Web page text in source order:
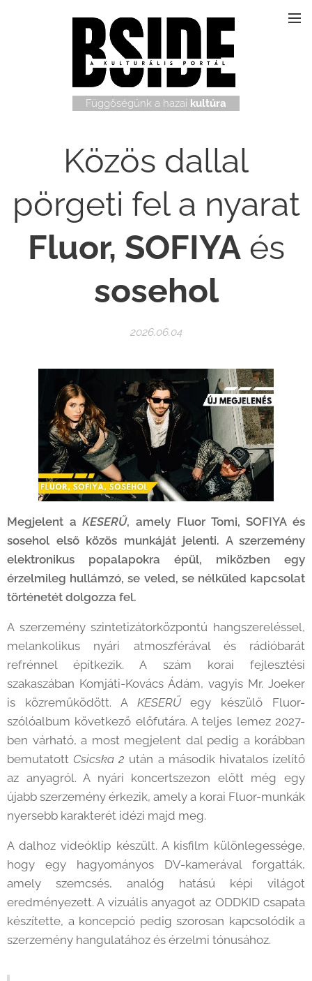
Függőségünk a hazai kultúra
Közös dallal
pörgeti fel a nyarat
Fluor, SOFIYAés
sosehol
2026.06.04
Megjelent aKESERŰ, amely Fluor Tomi, SOFIYA és
sosehol első közös munkáját jelenti. A szerzemény
elektronikus popalapokra épül, miközben egy
érzelmileg hullámzó, se veled, se nélküled kapcsolat
történetét dolgozza fel.
A szerzemény szintetizátorközpontú hangszereléssel,
melankolikus nyári atmoszférával és rádióbarát
refrénnel építkezik. A szám korai fejlesztési
szakaszában Komjáti-Kovács Ádám, vagyis Mr. Joeker
is közreműködött. A KESERŰegy készülő Fluor-
szólóalbum következő előfutára. A teljes lemez 2027-
ben várható, a most megjelent dal pedig a korábban
bemutatottCsicska 2 után a második hivatalos ízelítő
az anyagról. A nyári koncertszezon előtt még egy
újabb szerzemény érkezik, amely a korai Fluor-munkák
nyersebb karakterét idézi majd meg.
A dalhoz videóklip készült. A kisfilm különlegessége,
hogy egy hagyományos DV-kamerával forgatták,
amely szemcsés, analóg hatású képi világot
eredményezett. A vizuális anyagot az ODDKID csapata
készítette, a koncepció pedig szorosan kapcsolódik a
szerzemény hangulatához és érzelmi tónusához.